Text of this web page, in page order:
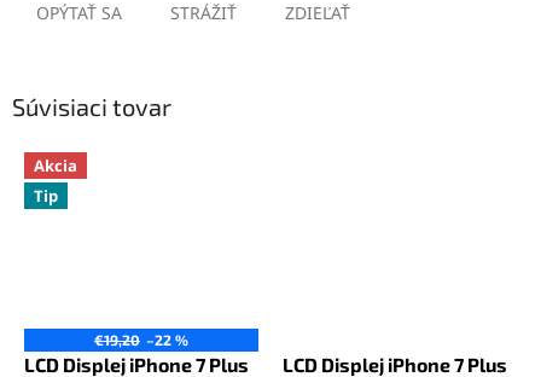
OPÝTAŤ SA STRÁŽIŤ ZDIEĽAŤ
Súvisiaci tovar
Akcia
Tip
€19,20 –22 %
LCD Displej iPhone 7 Plus
LCD Displej iPhone 7 Plus